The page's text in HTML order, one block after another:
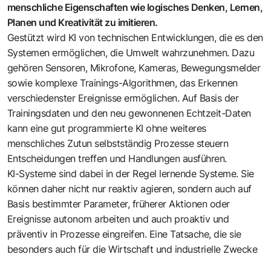
menschliche Eigenschaften wie logisches Denken, Lernen,
Planen und Kreativität zu imitieren.
Gestützt wird KI von technischen Entwicklungen, die es den
Systemen ermöglichen, die Umwelt wahrzunehmen. Dazu
gehören Sensoren, Mikrofone, Kameras, Bewegungsmelder
sowie komplexe Trainings-Algorithmen, das Erkennen
verschiedenster Ereignisse ermöglichen. Auf Basis der
Trainingsdaten und den neu gewonnenen Echtzeit-Daten
kann eine gut programmierte KI ohne weiteres
menschliches Zutun selbstständig Prozesse steuern
Entscheidungen treffen und Handlungen ausführen.
KI-Systeme sind dabei in der Regel lernende Systeme. Sie
können daher nicht nur reaktiv agieren, sondern auch auf
Basis bestimmter Parameter, früherer Aktionen oder
Ereignisse autonom arbeiten und auch proaktiv und
präventiv in Prozesse eingreifen. Eine Tatsache, die sie
besonders auch für die Wirtschaft und industrielle Zwecke